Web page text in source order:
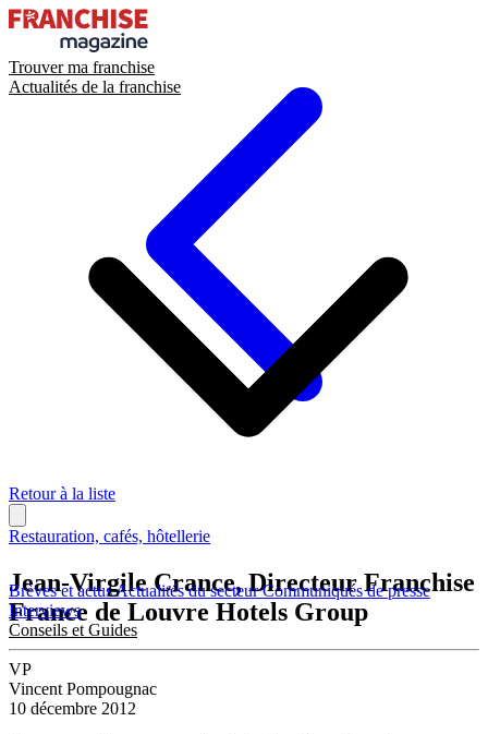
Trouver ma franchise
Actualités de la franchise
Brèves et actusActualités du secteurCommuniqués de presse
Interviews
Conseils et Guides
Retour à la liste
Restauration, cafés, hôtellerie
Jean-Virgile Crance, Directeur Franchise
France de Louvre Hotels Group
VP
Vincent Pompougnac
10 décembre 2012